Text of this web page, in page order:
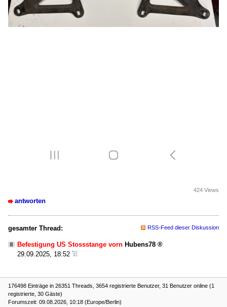
antworten
424 Views
gesamter Thread: RSS-Feed dieser Diskussion
Befestigung US Stossstange vorn Hubens78
29.09.2025, 18:52
176498 Einträge in 26351 Threads, 3654 registrierte Benutzer, 31 Benutzer online (1
registrierte, 30 Gäste)
Forumszeit: 09.08.2026, 10:18 (Europe/Berlin)